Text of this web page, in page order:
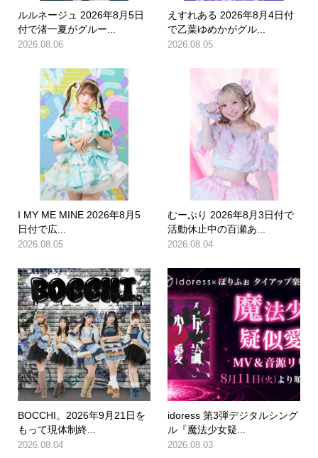
ルルネージュ 2026年8月5日
付で渚一夏がグルー...
2026.08.06
えすれある 2026年8月4日付
で乙葉ゆめかがグル...
2026.08.05
I MY ME MINE 2026年8月5
日付で広...
2026.08.05
むーぷり 2026年8月3日付で
活動休止中の百瀬あ...
2026.08.04
BOCCHI。2026年9月21日を
もって現体制終...
2026.08.04
idoress 第3弾デジタルシング
ル『魔法少女疑...
2026.08.03